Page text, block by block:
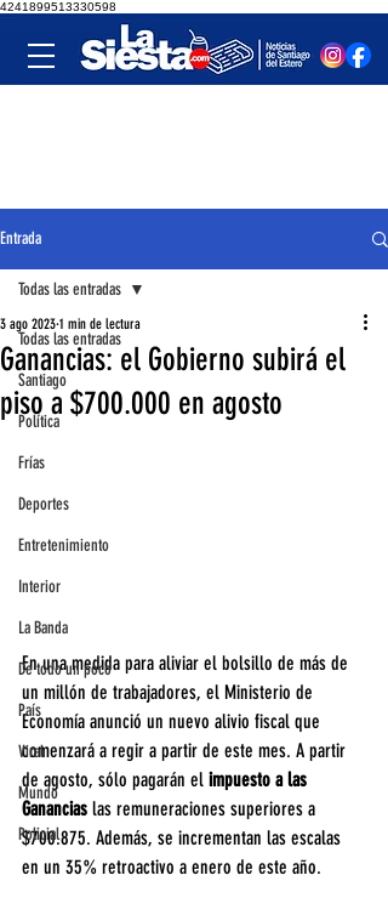
4241899513330598
Entrada
Todas las entradas
Santiago
Política
Frías
Deportes
Entretenimiento
Interior
La Banda
De todo un poco
País
Viral
Mundo
Policial
Todas las entradas
Ganancias: el Gobierno subirá el
piso a $700.000 en agosto
3 ago 2023 1 min de lectura
En una medida para aliviar el bolsillo de más de
un millón de trabajadores, el Ministerio de
Economía anunció un nuevo alivio fiscal que
comenzará a regir a partir de este mes. A partir
de agosto, sólo pagarán el impuesto a las
Ganancias las remuneraciones superiores a
$700.875. Además, se incrementan las escalas
en un 35% retroactivo a enero de este año.